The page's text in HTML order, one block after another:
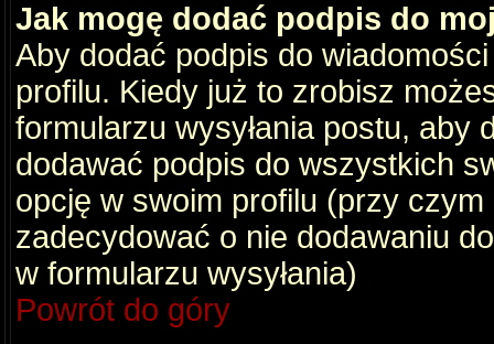
Jak mogę dodać podpis do
Aby dodać podpis do
profilu. Kiedy już to zrobisz
formularzu wysyłania postu,
dodawać podpis do wszystkich
opcję w swoim profilu (przy
zadecydować o nie dodawaniu
w formularzu wysyłania)
Powrót do góry